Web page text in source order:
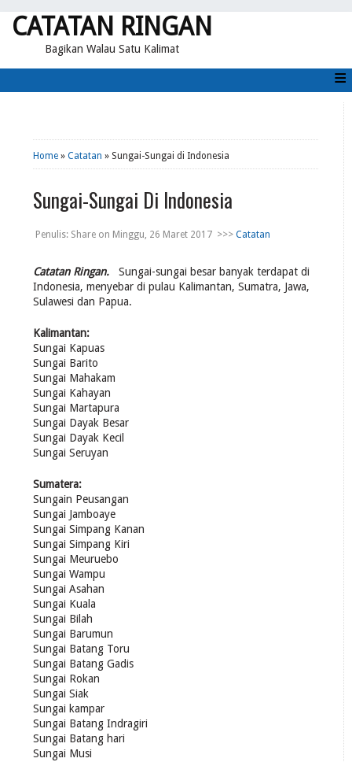
CATATAN RINGAN
Bagikan Walau Satu Kalimat
≡
Home »Catatan » Sungai-Sungai di Indonesia
Sungai-Sungai Di Indonesia
Penulis: Share on Minggu, 26 Maret 2017 >>>Catatan
Catatan Ringan.
Sungai-sungai besar banyak terdapat di
Indonesia, menyebar di pulau Kalimantan, Sumatra, Jawa,
Sulawesi dan Papua.
Kalimantan:
Sungai Kapuas
Sungai Barito
Sungai Mahakam
Sungai Kahayan
Sungai Martapura
Sungai Dayak Besar
Sungai Dayak Kecil
Sungai Seruyan
Sumatera:
Sungain Peusangan
Sungai Jamboaye
Sungai Simpang Kanan
Sungai Simpang Kiri
Sungai Meuruebo
Sungai Wampu
Sungai Asahan
Sungai Kuala
Sungai Bilah
Sungai Barumun
Sungai Batang Toru
Sungai Batang Gadis
Sungai Rokan
Sungai Siak
Sungai kampar
Sungai Batang Indragiri
Sungai Batang hari
Sungai Musi